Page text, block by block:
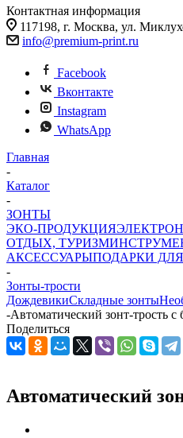
Контактная информация
117198, г. Москва, ул.
info@premium-print.ru
Facebook
Вконтакте
Instagram
WhatsApp
Главная
-
Каталог
-
ЗОНТЫ
ЭКО-ПРОДУКЦИЯ
ОТДЫХ, ТУРИЗМ
АКСЕССУАРЫПОДАРКИ
-
Зонты-трости
ДождевикиСкладные зонты
-Автоматический зонт-трость
Поделиться
Автоматический